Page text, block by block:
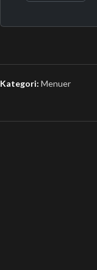
Kategori: Menuer